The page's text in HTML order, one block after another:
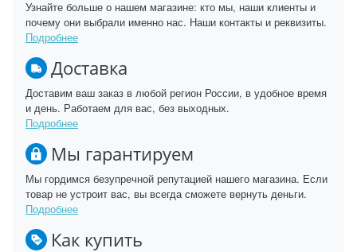
Узнайте больше о нашем магазине: кто мы, наши клиенты и
почему они выбрали именно нас. Наши контакты и реквизиты.
Подробнее
Доставка
Доставим ваш заказ в любой регион России, в удобное время
и день. Работаем для вас, без выходных.
Подробнее
Мы гарантируем
Мы гордимся безупречной репутацией нашего магазина. Если
товар не устроит вас, вы всегда сможете вернуть деньги.
Подробнее
Как купить